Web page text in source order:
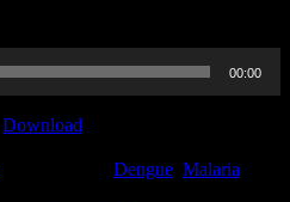
00:00
Download
Dengue Malaria